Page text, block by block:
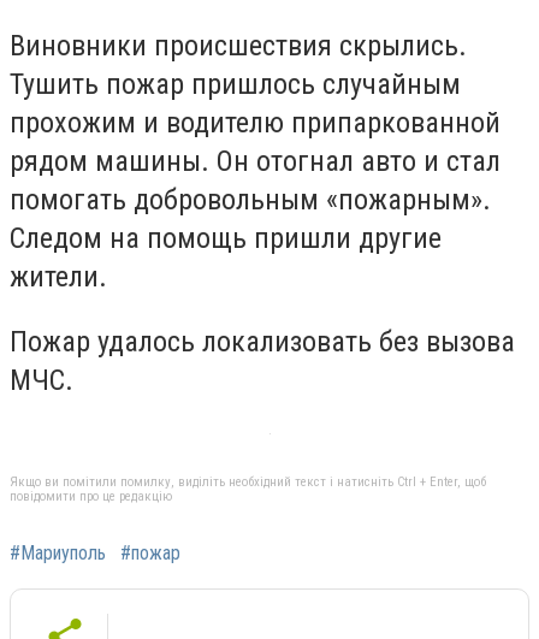
Виновники происшествия скрылись.
Тушить пожар пришлось случайным
прохожим и водителю припаркованной
рядом машины. Он отогнал авто и стал
помогать добровольным «пожарным».
Следом на помощь пришли другие
жители.
Пожар удалось локализовать без вызова
МЧС.
Якщо ви помітили помилку, виділіть необхідний текст і натисніть Ctrl + Enter, щоб
повідомити про це редакцію
#Мариуполь #пожар